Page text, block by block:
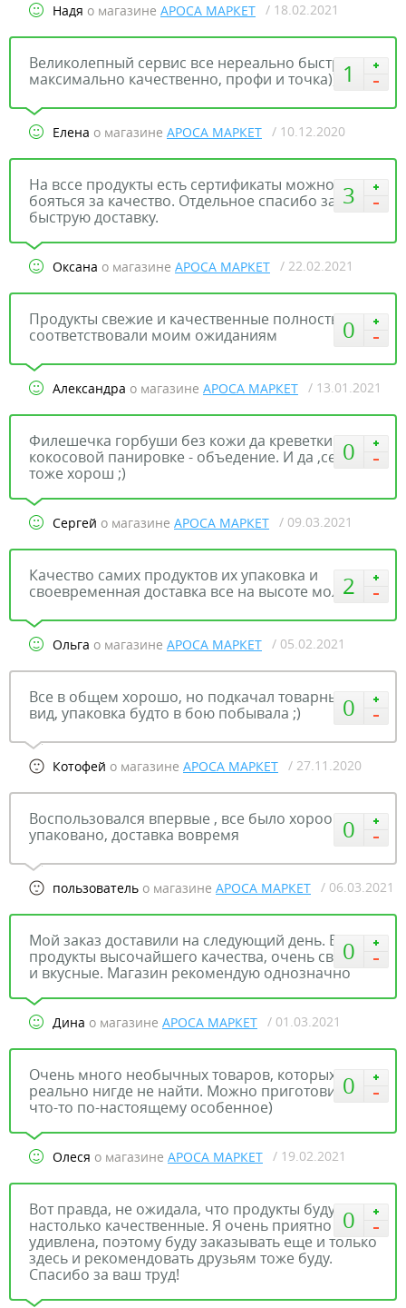
Надя о магазине АРОСА МАРКЕТ / 18.02.2021
1
Великолепный сервис все нереально быстро и
максимально качественно, профи и точка))
Елена о магазине АРОСА МАРКЕТ / 10.12.2020
3
На вссе продукты есть сертификаты можно не
бояться за качество. Отдельное спасибо за
быструю доставку.
Оксана о магазине АРОСА МАРКЕТ / 22.02.2021
0
Продукты свежие и качественные полностью
соответствовали моим ожиданиям
Александра о магазине АРОСА МАРКЕТ / 13.01.2021
0
Филешечка горбуши без кожи да креветки в
кокосовой панировке - объедение. И да ,сервис
тоже хорош ;)
Сергей о магазине АРОСА МАРКЕТ / 09.03.2021
2
Качество самих продуктов их упаковка и
своевременная доставка все на высоте молодцы
Ольга о магазине АРОСА МАРКЕТ / 05.02.2021
0
Все в общем хорошо, но подкачал товарный
вид, упаковка будто в бою побывала ;)
Котофей о магазине АРОСА МАРКЕТ / 27.11.2020
0
Воспользовался впервые , все было хороошо
упаковано, доставка вовремя
пользователь о магазине АРОСА МАРКЕТ / 06.03.2021
0
Мой заказ доставили на следующий день. Все
продукты высочайшего качества, очень свежие
и вкусные. Магазин рекомендую однозначно
Дина о магазине АРОСА МАРКЕТ / 01.03.2021
0
Очень много необычных товаров, которых
реально нигде не найти. Можно приготовить
что-то по-настоящему особенное)
Олеся о магазине АРОСА МАРКЕТ / 19.02.2021
0
Вот правда, не ожидала, что продукты будут
настолько качественные. Я очень приятно
удивлена, поэтому буду заказывать еще и только
здесь и рекомендовать друзьям тоже буду.
Спасибо за ваш труд!